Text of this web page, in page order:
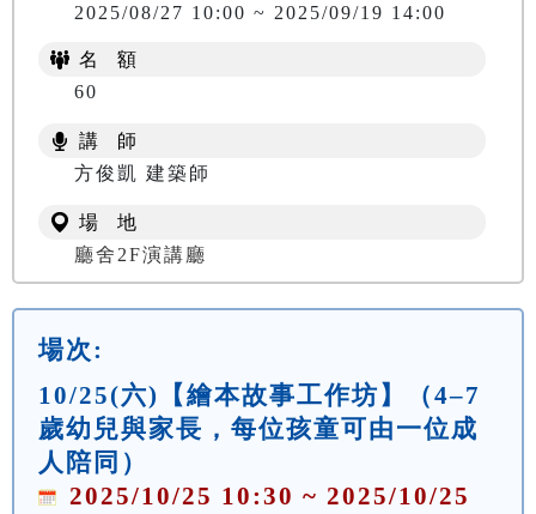
2025/08/27 10:00 ~ 2025/09/19 14:00
名 額
60
講 師
方俊凱 建築師
場 地
廳舍2F演講廳
場次:
10/25(六)【繪本故事工作坊】（4–7
歲幼兒與家長，每位孩童可由一位成
人陪同）
2025/10/25 10:30 ~ 2025/10/25